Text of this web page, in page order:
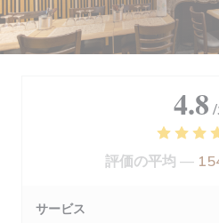
4.8
評価の平均 —
サービス